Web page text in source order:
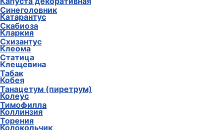
Синеголовник
Скабиоза
Схизантус
Статица
Табак
Танацетум (пиретрум)
Тимофилла
Торения
Катарантус
Кларкия
Клеома
Клещевина
Кобея
Колеус
Коллинзия
Колокольчик